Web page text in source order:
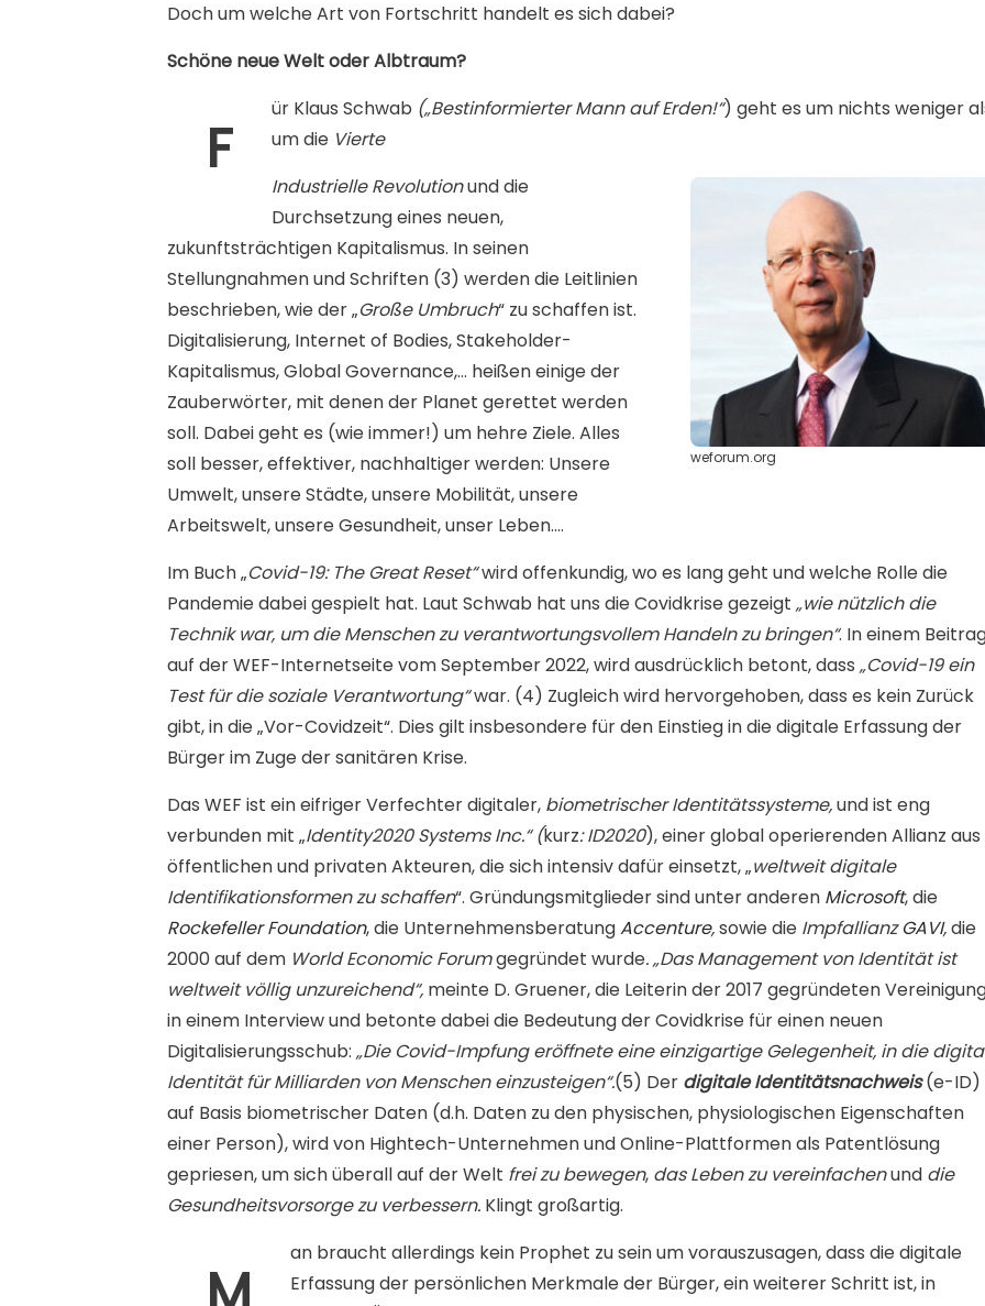
Doch um welche Art von Fortschritt handelt es sich dabei?
Schöne neue Welt oder Albtraum?
F
ür Klaus Schwab („Bestinformierter Mann auf Erden!“) geht es um nichts weniger
um die Vierte
weforum.org
Industrielle Revolutionund die
Durchsetzung eines neuen,
zukunftsträchtigen Kapitalismus. In seinen
Stellungnahmen und Schriften (3) werden die Leitlinien
beschrieben, wie der „Große Umbruch“ zu schaffen ist.
Digitalisierung, Internet of Bodies, Stakeholder-
Kapitalismus, Global Governance,… heißen einige der
Zauberwörter, mit denen der Planet gerettet werden
soll. Dabei geht es (wie immer!) um hehre Ziele. Alles
soll besser, effektiver, nachhaltiger werden: Unsere
Umwelt, unsere Städte, unsere Mobilität, unsere
Arbeitswelt, unsere Gesundheit, unser Leben….
Im Buch „Covid-19: The Great Reset“wird offenkundig, wo es lang geht und welche Rolle die
Pandemie dabei gespielt hat. Laut Schwab hat uns die Covidkrise gezeigt „wie nützlich die
Technik war, um die Menschen zu verantwortungsvollem Handeln zu bringen“. In einem
auf der WEF-Internetseite vom September 2022, wird ausdrücklich betont, dass „Covid-19 ein
Test für die soziale Verantwortung“war. (4) Zugleich wird hervorgehoben, dass es kein Zurück
gibt, in die „Vor-Covidzeit“. Dies gilt insbesondere für den Einstieg in die digitale Erfassung der
Bürger im Zuge der sanitären Krise.
Das WEF ist ein eifriger Verfechter digitaler, biometrischer Identitätssysteme,und ist eng
verbunden mit „Identity2020 Systems Inc.“ (kurz: ID2020), einer global operierenden Allianz aus
öffentlichen und privaten Akteuren, die sich intensiv dafür einsetzt, „weltweit digitale
Identifikationsformen zu schaffen“. Gründungsmitglieder sind unter anderen Microsoft, die
Rockefeller Foundation, die UnternehmensberatungAccenture,sowie die Impfallianz GAVI,die
2000 auf dem World Economic Forumgegründet wurde.„Das Management von Identität ist
weltweit völlig unzureichend“, meinte D. Gruener, die Leiterin der 2017 gegründeten
in einem Interview und betonte dabei die Bedeutung der Covidkrise für einen neuen
Digitalisierungsschub: „Die Covid-Impfung eröffnete eine einzigartige Gelegenheit, in die
Identität für Milliarden von Menschen einzusteigen“.(5) Der digitale Identitätsnachweis(e-ID)
auf Basis biometrischer Daten (d.h. Daten zu den physischen, physiologischen Eigenschaften
einer Person), wird von Hightech-Unternehmen und Online-Plattformen als Patentlösung
gepriesen, um sich überall auf der Welt freizu bewegen, das Leben zu vereinfachenund die
Gesundheitsvorsorge zu verbessern. Klingt großartig.
an braucht allerdings kein Prophet zu sein um vorauszusagen, dass die digitale
Erfassung der persönlichen Merkmale der Bürger, ein weiterer Schritt ist, in